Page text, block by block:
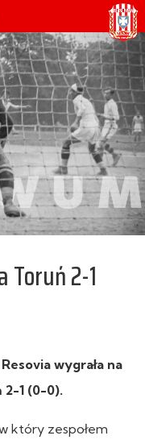
Toruń 2-1
wygrała na
2-1 (0-0).
który zespołem